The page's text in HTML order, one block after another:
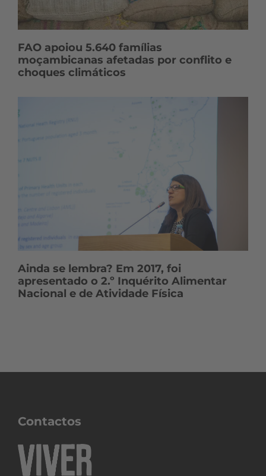
FAO apoiou 5.640 famílias
moçambicanas afetadas por conflito e
choques climáticos
Ainda se lembra? Em 2017, foi
apresentado o 2.º Inquérito Alimentar
Nacional e de Atividade Física
Contactos